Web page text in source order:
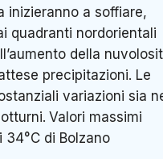
inizieranno a soffiare,
quadranti nordorientali
della
precipitazioni. Le
variazioni sia
Valori massimi
34°C di Bolzano